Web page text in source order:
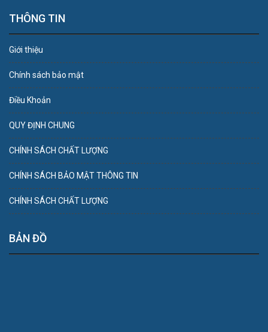
THÔNG TIN
Giới thiệu
Chính sách bảo mật
Điều Khoản
QUY ĐỊNH CHUNG
CHÍNH SÁCH CHẤT LƯỢNG
CHÍNH SÁCH BẢO MẬT THÔNG TIN
CHÍNH SÁCH CHẤT LƯỢNG
BẢN ĐỒ